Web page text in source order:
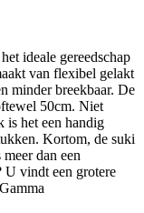
ideale gereedschap
van flexibel gelakt
minder breekbaar. De
50cm. Niet
is het een handig
Kortom, de suki
dan een
U vindt een grotere